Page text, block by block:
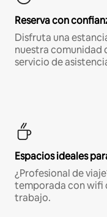
Reserva con
Disfruta una
nuestra comunidad
servicio de
Espacios ideales
¿Profesional de
temporada con wifi
trabajo.